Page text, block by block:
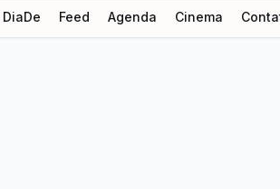
DiaDe Feed Agenda Cinema